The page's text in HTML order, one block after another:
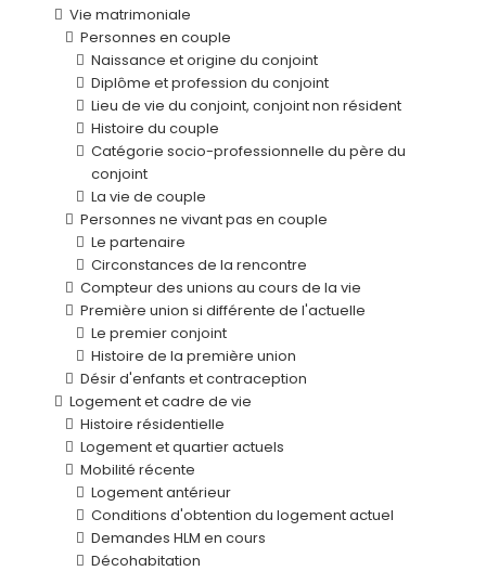
Vie matrimoniale
Personnes en couple
Naissance et origine du conjoint
Diplôme et profession du conjoint
Lieu de vie du conjoint, conjoint non résident
Histoire du couple
Catégorie socio-professionnelle du père du
conjoint
La vie de couple
Personnes ne vivant pas en couple
Le partenaire
Circonstances de la rencontre
Compteur des unions au cours de la vie
Première union si différente de l'actuelle
Le premier conjoint
Histoire de la première union
Désir d'enfants et contraception
Logement et cadre de vie
Histoire résidentielle
Logement et quartier actuels
Mobilité récente
Logement antérieur
Conditions d'obtention du logement actuel
Demandes HLM en cours
Décohabitation